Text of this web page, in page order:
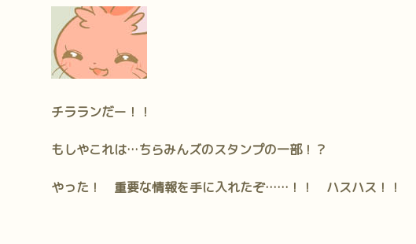
チラランだー！！
もしやこれは…ちらみんズのスタンプの一部！？
やった！ 重要な情報を手に入れたぞ……！！ ハスハス！！